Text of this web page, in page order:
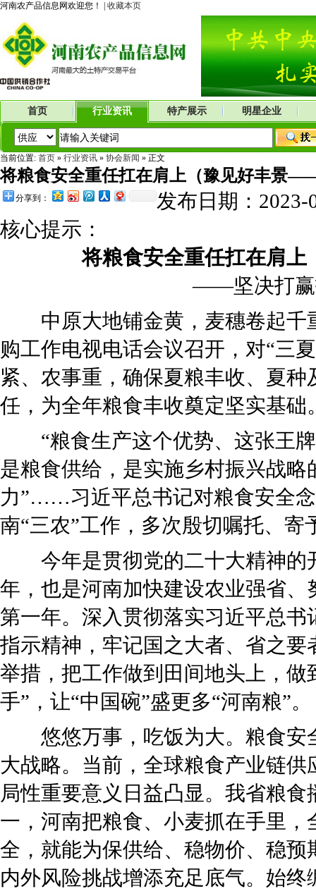
河南农产品信息网欢迎您！ | 收藏本页
首页 行业资讯 特产展示 明星企业
当前位置: 首页 » 行业资讯 » 协会新闻 » 正文
将粮食安全重任扛在肩上（豫见好丰景
分享到：
发布日期：
核心提示：
将粮食安全重任扛在肩
——坚决打赢打
中原大地铺金黄，麦穗卷起千
购工作电视电话会议召开，对“三
紧、农事重，确保夏粮丰收、夏
任，为全年粮食丰收奠定坚实基础
“粮食生产这个优势、这张王牌
是粮食供给，是实施乡村振兴战
力”……习近平总书记对粮食安全
南“三农”工作，多次殷切嘱托、寄
今年是贯彻党的二十大精神的
年，也是河南加快建设农业强省
第一年。深入贯彻落实习近平总
指示精神，牢记国之大者、省之
举措，把工作做到田间地头上，做
手”，让“中国碗”盛更多“河南粮”。
悠悠万事，吃饭为大。粮食安
大战略。当前，全球粮食产业链
局性重要意义日益凸显。我省粮
一，河南把粮食、小麦抓在手里
全，就能为保供给、稳物价、稳
内外风险挑战增添充足底气。始